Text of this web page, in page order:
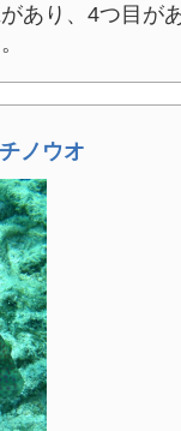
あり、4つ目が
ノウオ